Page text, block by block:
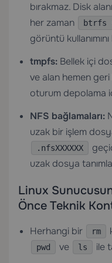
bırakmaz. Disk
her zaman
btrfs
görüntü
tmpfs: Bellek içi
ve alan hemen geri
oturum depolama
NFS bağlamaları:
uzak bir işlem
.nfsXXXXXX
uzak dosya
Linux
Önce Teknik
Herhangi bir rm
pwd ve ls
ile